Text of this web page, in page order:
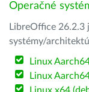
Operačné
LibreOffice 26.2.3
systémy/
Linux
Linux